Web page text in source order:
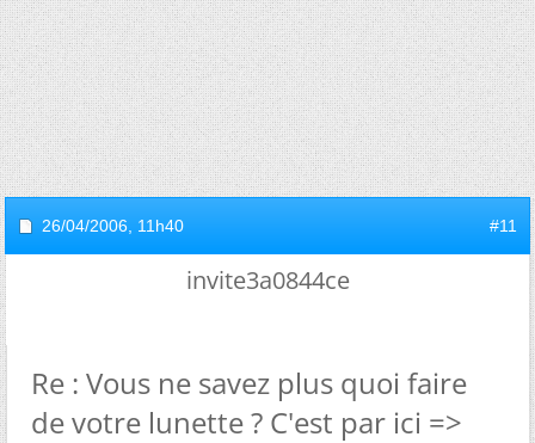
26/04/2006, 11h40 #11
invite3a0844ce
Re : Vous ne savez plus quoi faire
de votre lunette ? C'est par ici =>